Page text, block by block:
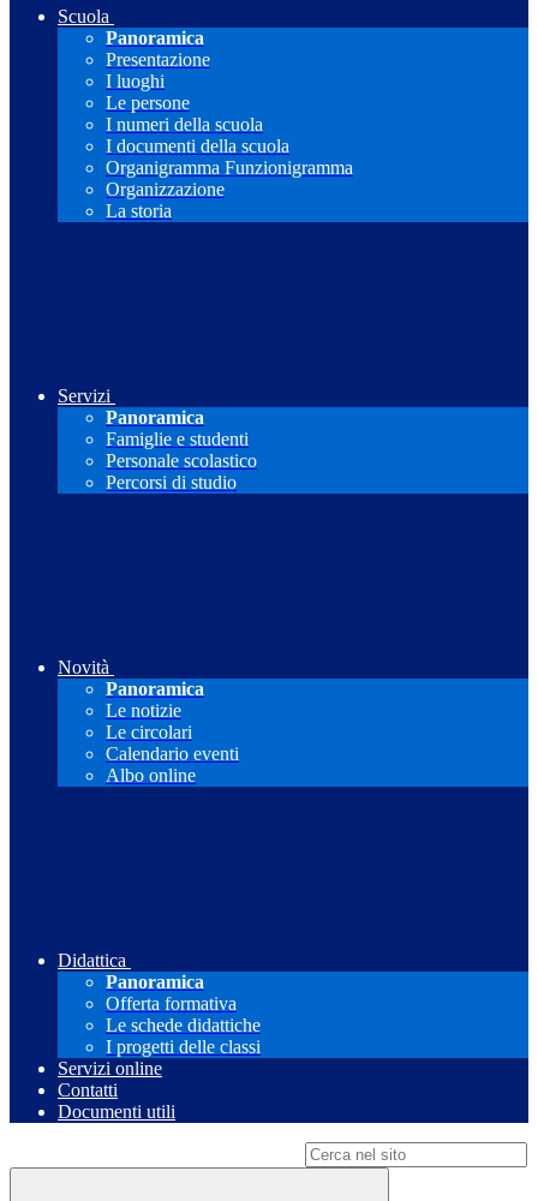
Scuola
Panoramica
Presentazione
I luoghi
Le persone
I numeri della scuola
I documenti della scuola
Organigramma Funzionigramma
Organizzazione
La storia
Servizi
Panoramica
Famiglie e studenti
Personale scolastico
Percorsi di studio
Novità
Panoramica
Le notizie
Le circolari
Calendario eventi
Albo online
Didattica
Panoramica
Offerta formativa
Le schede didattiche
I progetti delle classi
Servizi online
Contatti
Documenti utili